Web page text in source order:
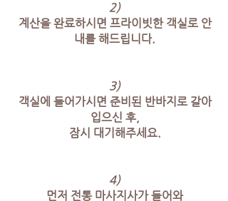
2)
계산을 완료하시면 프라이빗한 객실로 안
내를 해드립니다.
3)
객실에 들어가시면 준비된 반바지로 갈아
입으신 후,
잠시 대기해주세요.
4)
먼저 전통 마사지사가 들어와